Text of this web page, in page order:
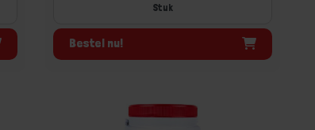
Stuk
Bestel nu!